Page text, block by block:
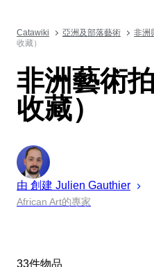
Catawiki 亞洲及部落藝術 非洲
收藏）
非洲藝術
收藏）
由 創建 Julien Gauthier
African Art的專家
33件物品